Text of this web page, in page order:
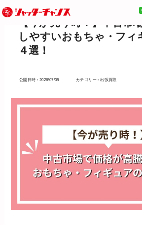
【今が売り時！】中古市
しやすいおもちゃ・フィ
４選！
公開日時 : 2026/07/08 カテゴリー : 出張買取